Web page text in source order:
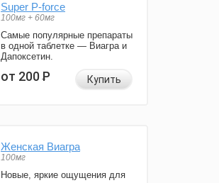
Super P-force
100мг + 60мг
Самые популярные препараты
в одной таблетке — Виагра и
Дапоксетин.
от 200Р Купить
Женская Виагра
100мг
Новые, яркие ощущения для